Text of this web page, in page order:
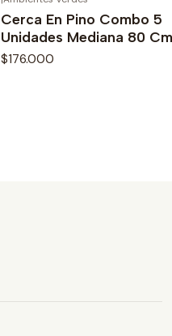
Cerca En Pino Combo 5
Unidades Mediana 80 Cm
$176.000